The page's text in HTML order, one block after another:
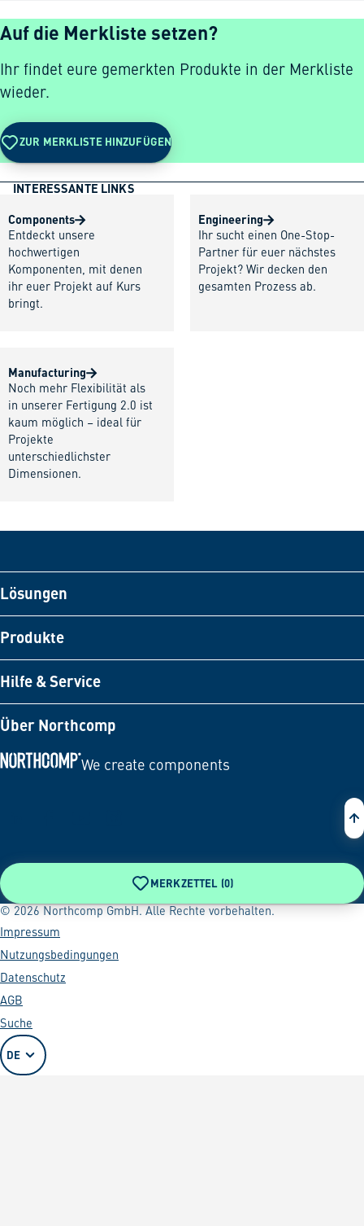
Auf die Merkliste setzen?
Ihr findet eure gemerkten Produkte in der Merkliste
wieder.
ZUR MERKLISTE HINZUFÜGEN
INTERESSANTE LINKS
Components
Entdeckt unsere
hochwertigen
Komponenten, mit denen
ihr euer Projekt auf Kurs
bringt.
Engineering
Ihr sucht einen One-Stop-
Partner für euer nächstes
Projekt? Wir decken den
gesamten Prozess ab.
Manufacturing
Noch mehr Flexibilität als
in unserer Fertigung 2.0 ist
kaum möglich – ideal für
Projekte
unterschiedlichster
Dimensionen.
Lösungen
Produkte
Hilfe & Service
Über Northcomp
We create components
MERKZETTEL (0)
© 2026 Northcomp GmbH. Alle Rechte vorbehalten.
Impressum
Nutzungsbedingungen
Datenschutz
AGB
Suche
DE